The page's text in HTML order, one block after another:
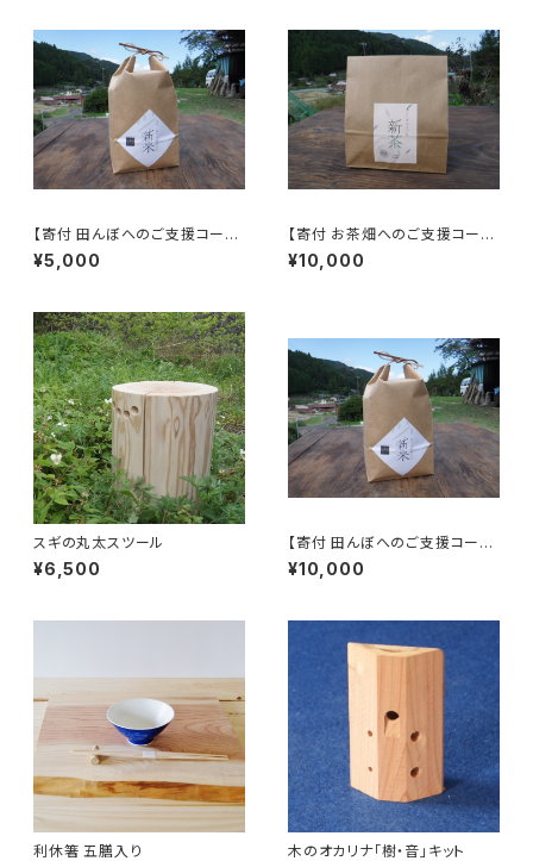
【寄付 田んぼへのご支援コー
ス】「木こりがつくったお米」2キ
ロ
¥5,000
【寄付 お茶畑へのご支援コー
ス】「木こりがつくったお茶」240
グラム
¥10,000
スギの丸太スツール
¥6,500
【寄付 田んぼへのご支援コー
ス】「木こりがつくったお米」5キ
ロ
¥10,000
利休箸 五膳入り 木のオカリナ「樹・音」キット